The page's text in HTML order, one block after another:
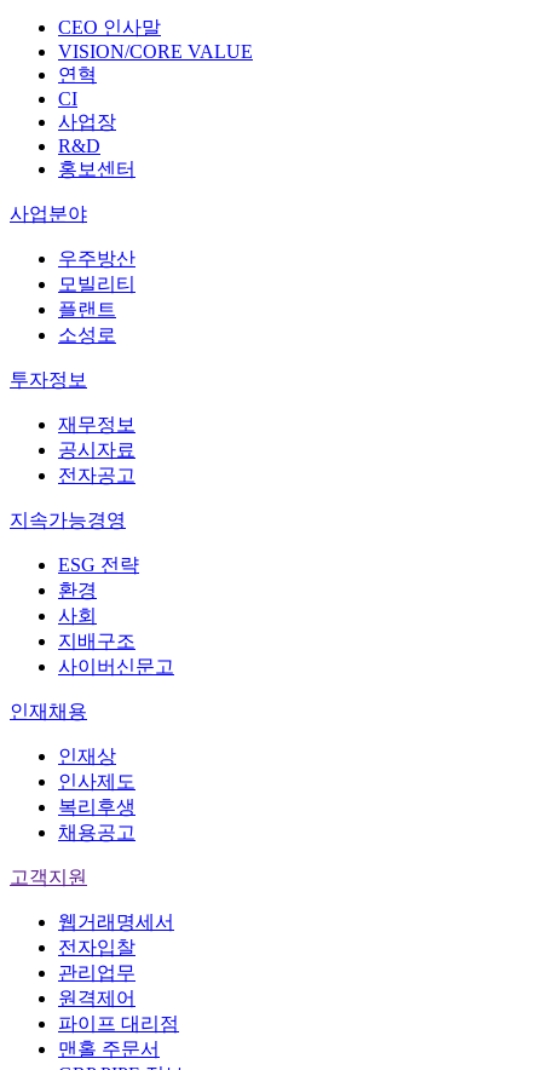
CEO 인사말
VISION/CORE VALUE
연혁
CI
사업장
R&D
홍보센터
사업분야
우주방산
모빌리티
플랜트
소성로
투자정보
재무정보
공시자료
전자공고
지속가능경영
ESG 전략
환경
사회
지배구조
사이버신문고
인재채용
인재상
인사제도
복리후생
채용공고
고객지원
웹거래명세서
전자입찰
관리업무
원격제어
파이프 대리점
맨홀 주문서